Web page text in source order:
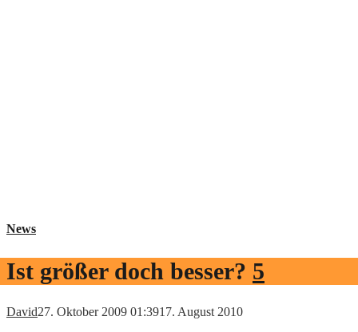
News
Ist größer doch besser? 5
David27. Oktober 2009 01:3917. August 2010